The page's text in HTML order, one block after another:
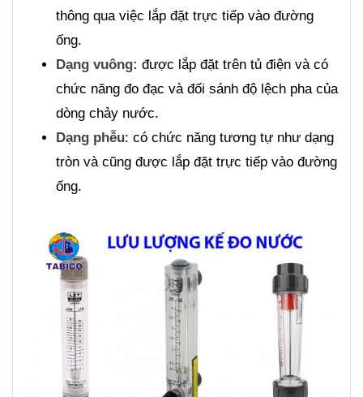
thông qua việc lắp đặt trực tiếp vào đường
ống.
Dạng vuông: được lắp đặt trên tủ điện và có
chức năng đo đạc và đối sánh độ lệch pha của
dòng chảy nước.
Dạng phễu: có chức năng tương tự như dạng
tròn và cũng được lắp đặt trực tiếp vào đường
ống.